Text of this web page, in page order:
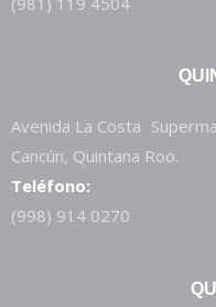
Avenida La Costa
Cancún, Quintana Roo.
Teléfono:
(998) 914 0270